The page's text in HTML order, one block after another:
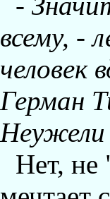
всему, -
человек
Герман
Hеужели
Hет, не